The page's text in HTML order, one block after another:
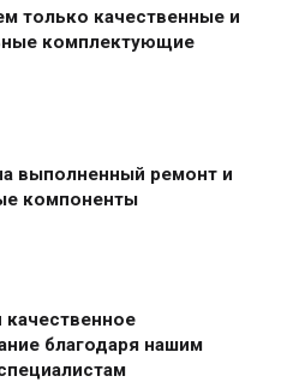
только качественные и
комплектующие
выполненный ремонт и
компоненты
благодаря нашим